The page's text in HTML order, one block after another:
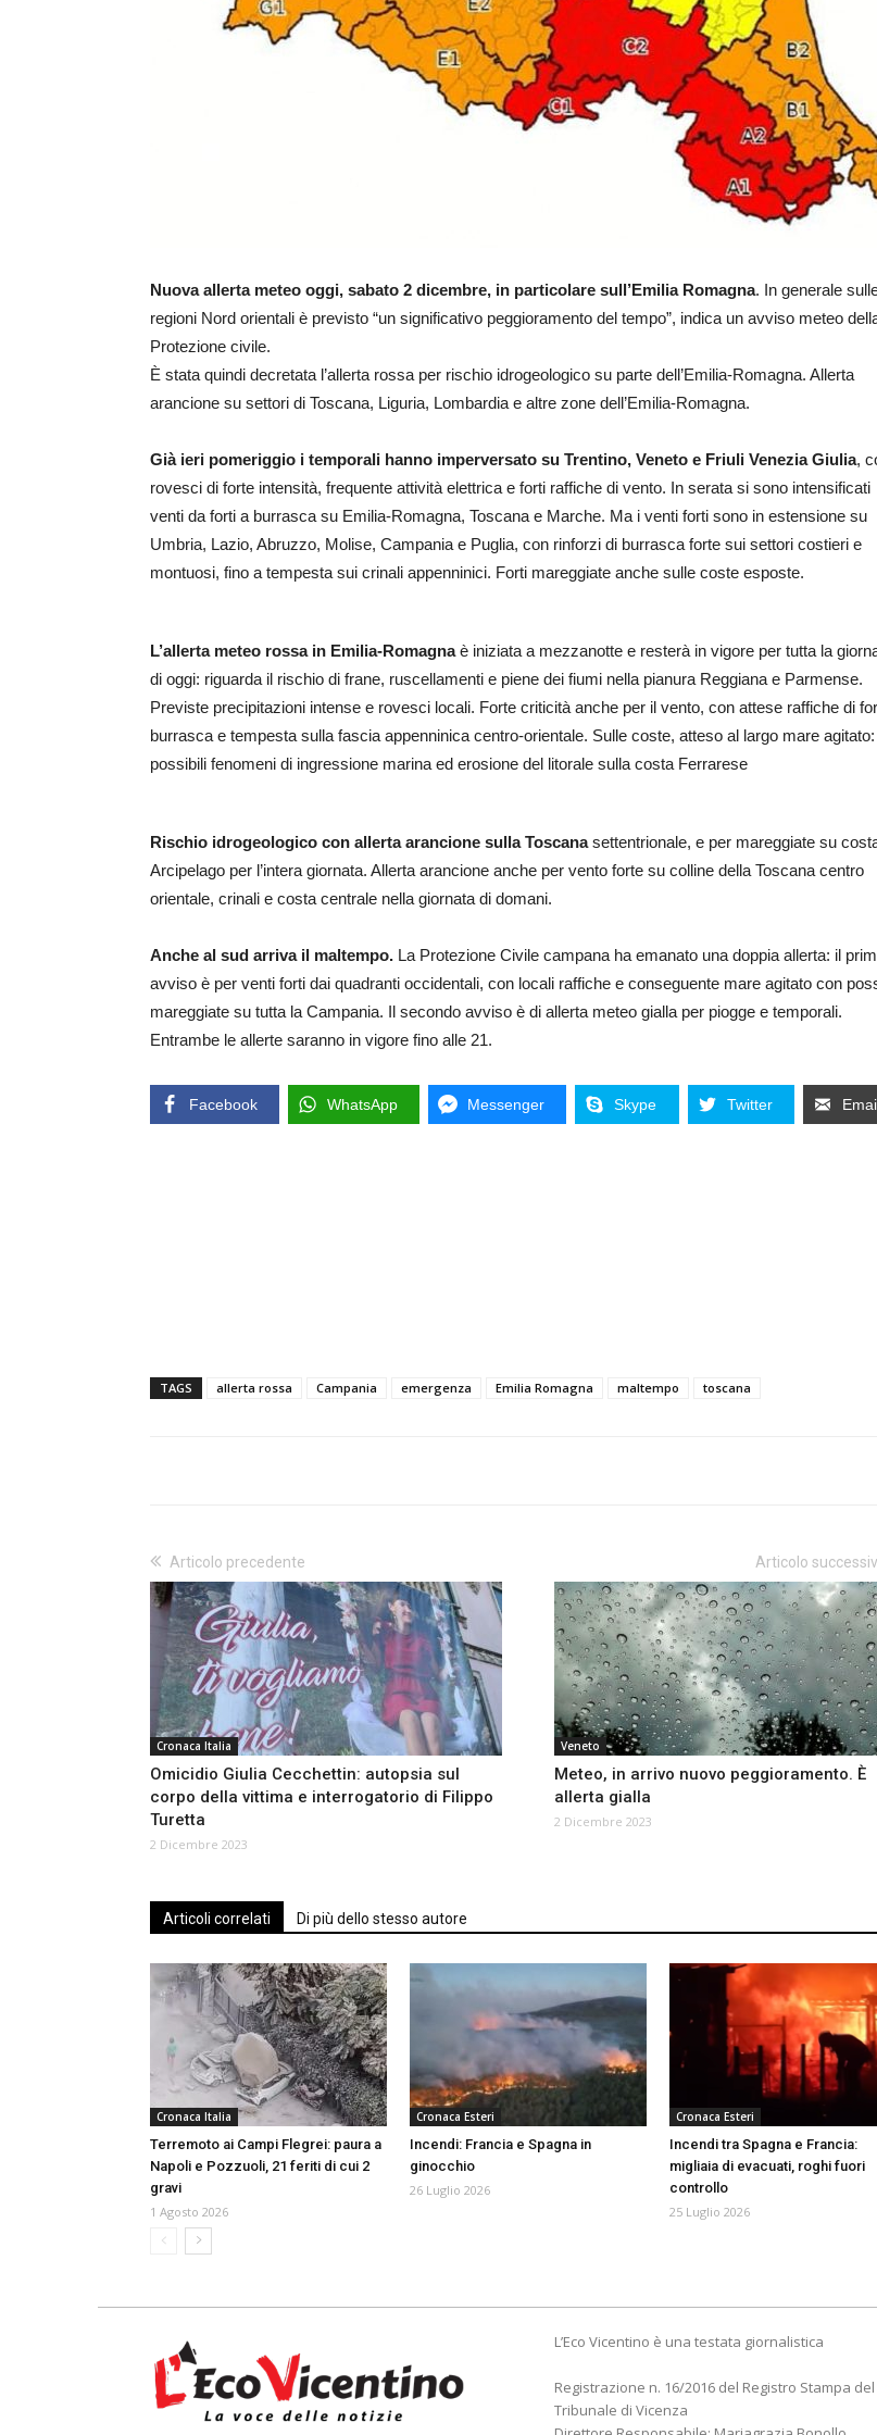
Nuova allerta meteo oggi, sabato 2 dicembre, in particolare sull’Emilia Romagna. In generale
regioni Nord orientali è previsto “un significativo peggioramento del tempo”, indica un avviso meteo
Protezione civile.
È stata quindi decretata l’allerta rossa per rischio idrogeologico su parte dell’Emilia-Romagna. Allerta
arancione su settori di Toscana, Liguria, Lombardia e altre zone dell’Emilia-Romagna.
Già ieri pomeriggio i temporali hanno imperversato su Trentino, Veneto e Friuli Venezia Giulia,
rovesci di forte intensità, frequente attività elettrica e forti raffiche di vento. In serata si sono intensificati
venti da forti a burrasca su Emilia-Romagna, Toscana e Marche. Ma i venti forti sono in estensione su
Umbria, Lazio, Abruzzo, Molise, Campania e Puglia, con rinforzi di burrasca forte sui settori costieri e
montuosi, fino a tempesta sui crinali appenninici. Forti mareggiate anche sulle coste esposte.
L’allerta meteo rossa in Emilia-Romagnaè iniziata a mezzanotte e resterà in vigore per tutta la
di oggi: riguarda il rischio di frane, ruscellamenti e piene dei fiumi nella pianura Reggiana e Parmense.
Previste precipitazioni intense e rovesci locali. Forte criticità anche per il vento, con attese raffiche di
burrasca e tempesta sulla fascia appenninica centro-orientale. Sulle coste, atteso al largo mare agitato:
possibili fenomeni di ingressione marina ed erosione del litorale sulla costa Ferrarese
Rischio idrogeologico con allerta arancione sulla Toscanasettentrionale, e per mareggiate su
Arcipelago per l’intera giornata. Allerta arancione anche per vento forte su colline della Toscana centro
orientale, crinali e costa centrale nella giornata di domani.
Anche al sud arriva il maltempo. La Protezione Civile campana ha emanato una doppia allerta: il
avviso è per venti forti dai quadranti occidentali, con locali raffiche e conseguente mare agitato con
mareggiate su tutta la Campania. Il secondo avviso è di allerta meteo gialla per piogge e temporali.
Entrambe le allerte saranno in vigore fino alle 21.
Facebook WhatsApp Messenger Skype Twitter
TAGS allerta rossa Campania emergenza Emilia Romagna maltempo toscana
Articolo precedente
Cronaca Italia
Omicidio Giulia Cecchettin: autopsia sul
corpo della vittima e interrogatorio di Filippo
Turetta
2 Dicembre 2023
Articolo
Veneto
Meteo, in arrivo nuovo peggioramento. È
allerta gialla
2 Dicembre 2023
Articoli correlati Di più dello stesso autore
Cronaca Italia
Terremoto ai Campi Flegrei: paura a
Napoli e Pozzuoli, 21 feriti di cui 2
gravi
1 Agosto 2026
Cronaca Esteri
Incendi: Francia e Spagna in
ginocchio
26 Luglio 2026
Cronaca Esteri
Incendi tra Spagna e Francia:
migliaia di evacuati, roghi fuori
controllo
25 Luglio 2026
L’Eco Vicentino è una testata giornalistica
Registrazione n. 16/2016 del Registro Stampa del
Tribunale di Vicenza